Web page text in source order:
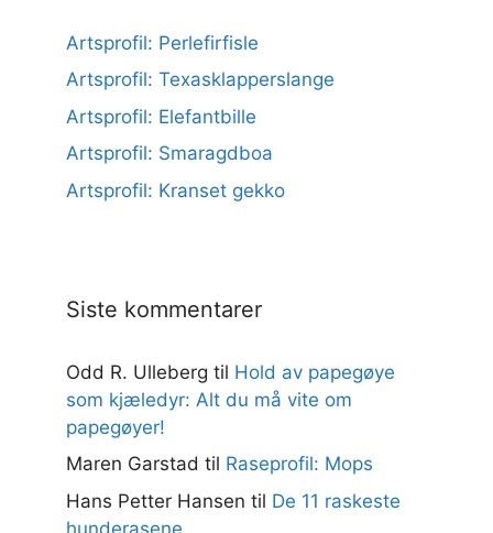
Artsprofil: Perlefirfisle
Artsprofil: Texasklapperslange
Artsprofil: Elefantbille
Artsprofil: Smaragdboa
Artsprofil: Kranset gekko
Siste kommentarer
Odd R. Ulleberg til Hold av papegøye
som kjæledyr: Alt du må vite om
papegøyer!
Maren Garstad til Raseprofil: Mops
Hans Petter Hansen til De 11 raskeste
hunderasene